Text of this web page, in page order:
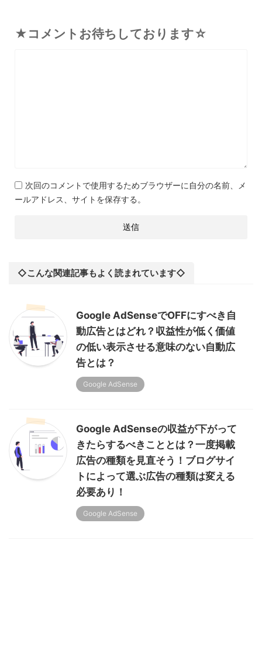
★コメントお待ちしております☆
次回のコメントで使用するためブラウザーに自分の名前、メ
ールアドレス、サイトを保存する。
◇こんな関連記事もよく読まれています◇
Google AdSenseでOFFにすべき自
動広告とはどれ？収益性が低く価値
の低い表示させる意味のない自動広
告とは？
Google AdSense
Google AdSenseの収益が下がって
きたらするべきこととは？一度掲載
広告の種類を見直そう！ブログサイ
トによって選ぶ広告の種類は変える
必要あり！
Google AdSense